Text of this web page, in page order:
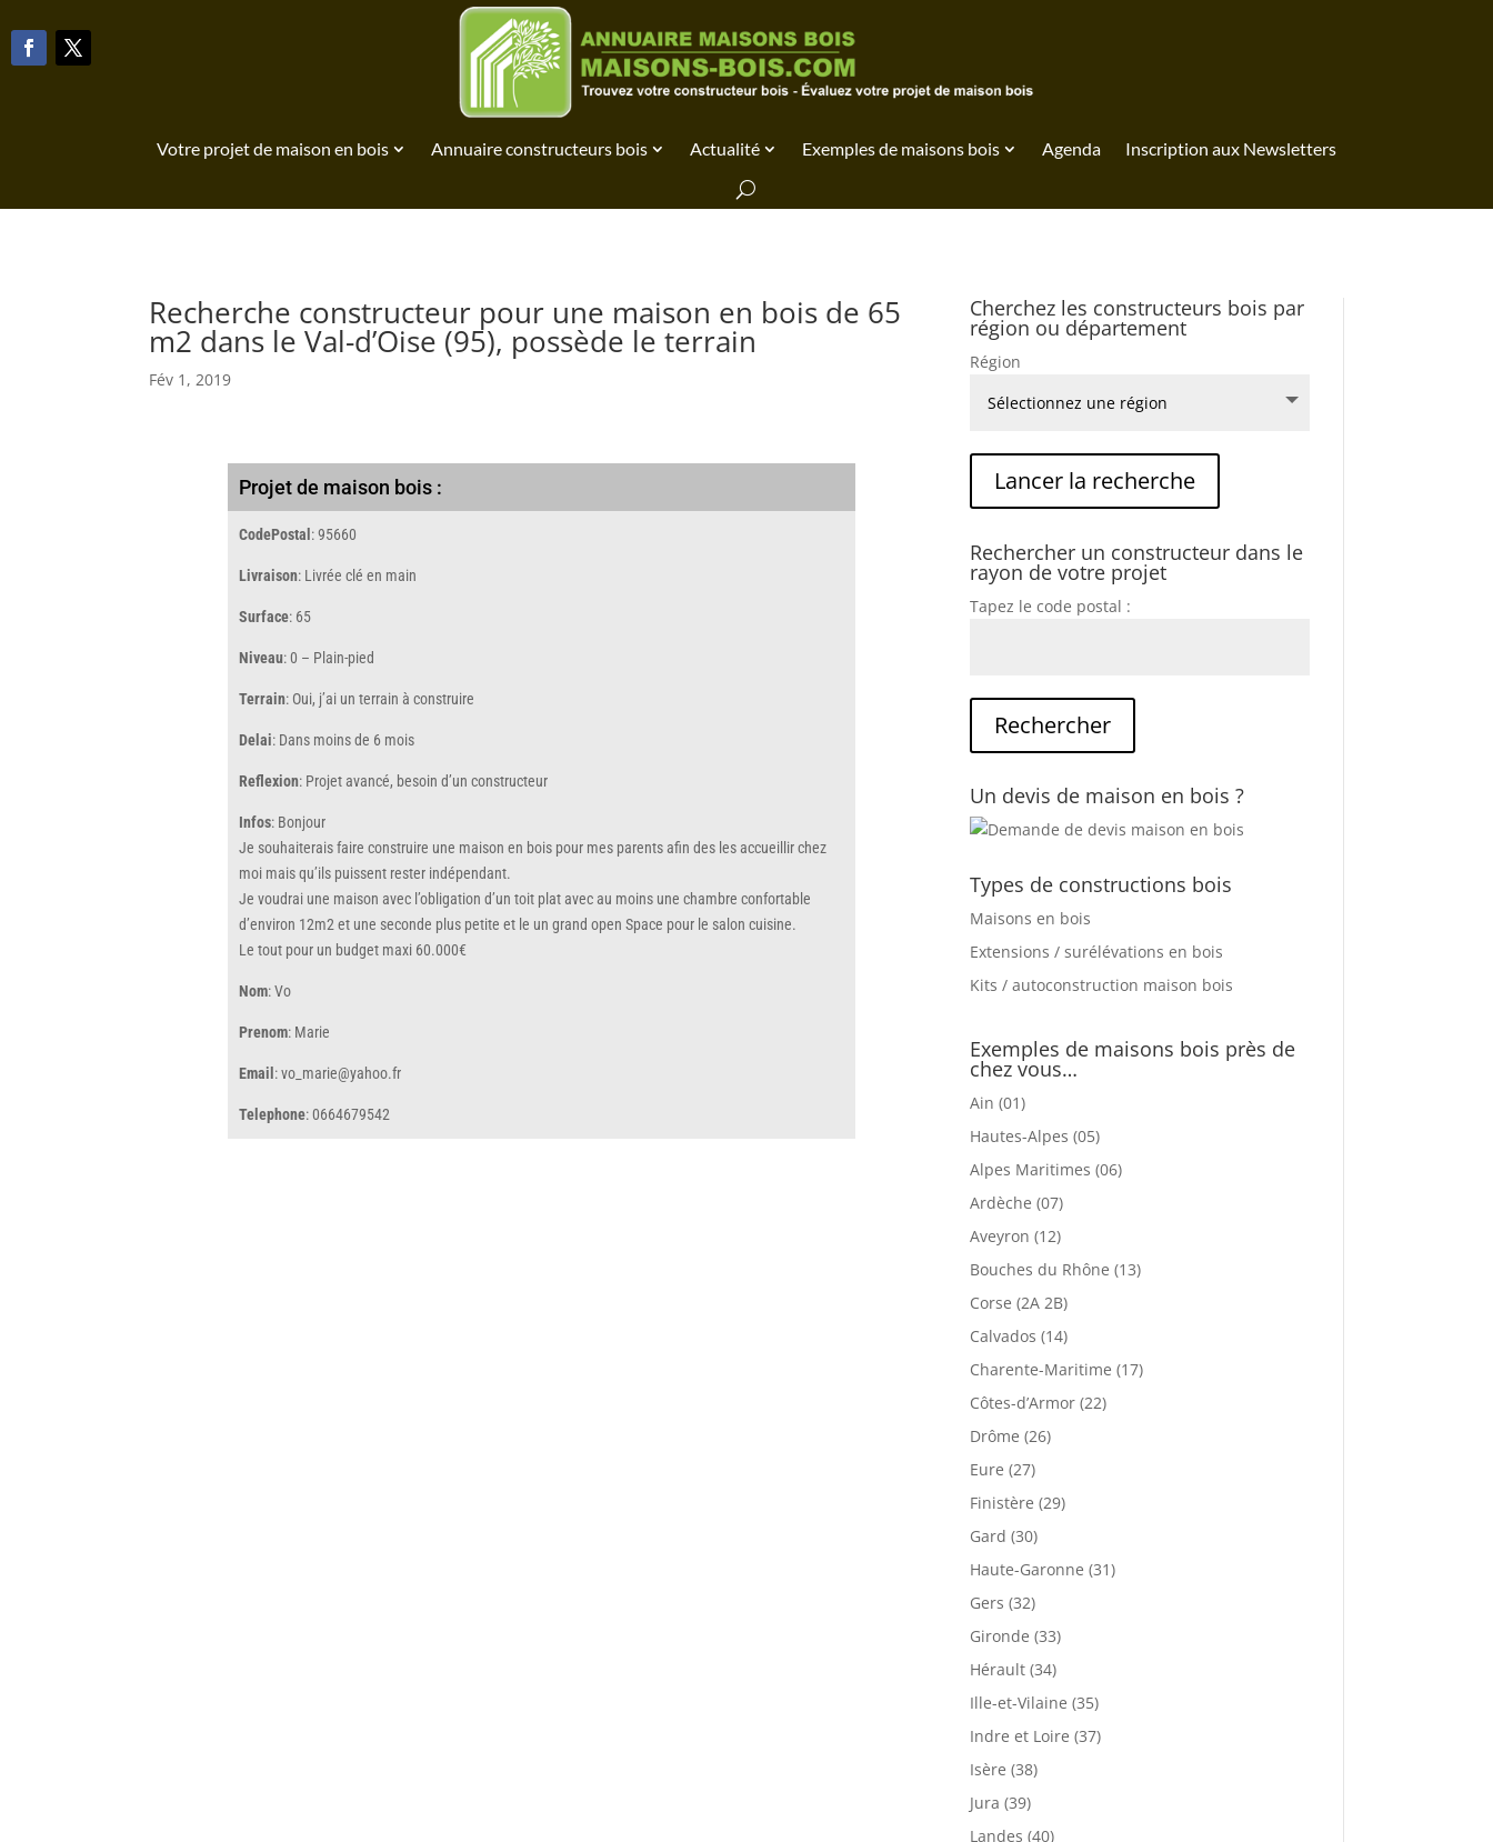
Votre projet de maison en bois Annuaire constructeurs bois Actualité Exemples de maisons bois Agenda Inscription aux Newsletters
Recherche constructeur pour une maison en bois de 65
m2 dans le Val-d’Oise (95), possède le terrain
Fév 1, 2019
Projet de maison bois :
CodePostal : 95660
Livraison: Livrée clé en main
Surface: 65
Niveau: 0 – Plain-pied
Terrain: Oui, j’ai un terrain à construire
Delai: Dans moins de 6 mois
Reflexion: Projet avancé, besoin d’un constructeur
Infos: Bonjour
Je souhaiterais faire construire une maison en bois pour mes parents afin des les accueillir chez
moi mais qu’ils puissent rester indépendant.
Je voudrai une maison avec l’obligation d’un toit plat avec au moins une chambre confortable
d’environ 12m2 et une seconde plus petite et le un grand open Space pour le salon cuisine.
Le tout pour un budget maxi 60.000€
Nom: Vo
Prenom: Marie
Email : vo_marie@yahoo.fr
Telephone: 0664679542
Cherchez les constructeurs bois par
région ou département
Région
Rechercher un constructeur dans le
rayon de votre projet
Tapez le code postal :
Un devis de maison en bois ?
Types de constructions bois
Maisons en bois
Extensions / surélévations en bois
Kits / autoconstruction maison bois
Exemples de maisons bois près de
chez vous…
Ain (01)
Hautes-Alpes (05)
Alpes Maritimes (06)
Ardèche (07)
Aveyron (12)
Bouches du Rhône (13)
Corse (2A 2B)
Calvados (14)
Charente-Maritime (17)
Côtes-d’Armor (22)
Drôme (26)
Eure (27)
Finistère (29)
Gard (30)
Haute-Garonne (31)
Gers (32)
Gironde (33)
Hérault (34)
Ille-et-Vilaine (35)
Indre et Loire (37)
Isère (38)
Jura (39)
Landes (40)